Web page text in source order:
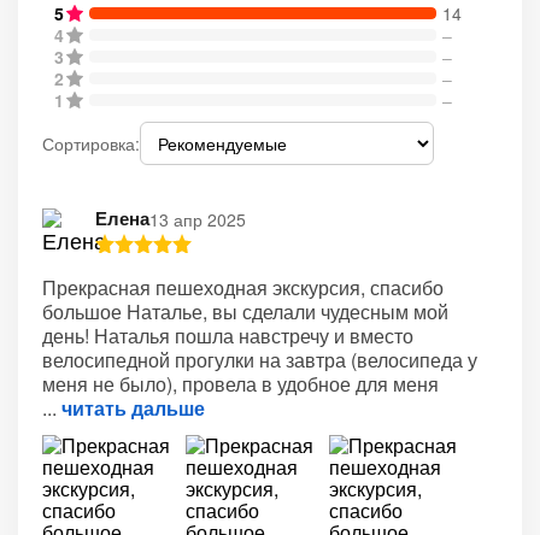
5
14
4
–
3
–
2
–
1
–
Сортировка:
Елена13 апр 2025
Прекрасная пешеходная экскурсия, спасибо
большое Наталье, вы сделали чудесным мой
день! Наталья пошла навстречу и вместо
велосипедной прогулки на завтра (велосипеда у
меня не было), провела в удобное для меня
читать дальше